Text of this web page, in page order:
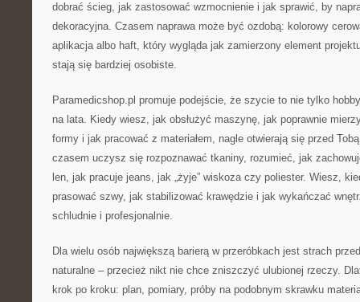
dobrać ścieg, jak zastosować wzmocnienie i jak sprawić, by
dekoracyjna. Czasem naprawa może być ozdobą: kolorowy
aplikacja albo haft, który wygląda jak zamierzony element
stają się bardziej osobiste.
Paramedicshop.pl promuje podejście, że szycie to nie tylko
na lata. Kiedy wiesz, jak obsłużyć maszynę, jak poprawnie
formy i jak pracować z materiałem, nagle otwierają się przed
czasem uczysz się rozpoznawać tkaniny, rozumieć, jak
len, jak pracuje jeans, jak „żyje” wiskoza czy poliester. Wiesz,
prasować szwy, jak stabilizować krawędzie i jak wykańczać
schludnie i profesjonalnie.
Dla wielu osób największą barierą w przeróbkach jest strach
naturalne – przecież nikt nie chce zniszczyć ulubionej rzeczy.
krok po kroku: plan, pomiary, próby na podobnym skrawku